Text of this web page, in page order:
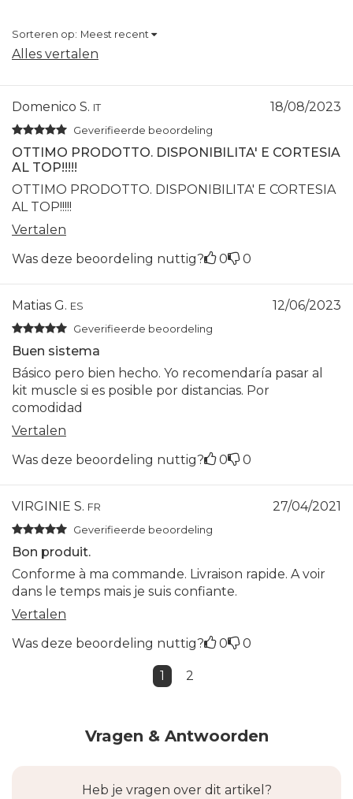
Sorteren op: Meest recent
Alles vertalen
Domenico S. IT 18/08/2023
Geverifieerde beoordeling
OTTIMO PRODOTTO. DISPONIBILITA' E CORTESIA
AL TOP!!!!!
OTTIMO PRODOTTO. DISPONIBILITA' E CORTESIA
AL TOP!!!!!
Vertalen
Was deze beoordeling nuttig?
0 0
Matias G. ES 12/06/2023
Geverifieerde beoordeling
Buen sistema
Básico pero bien hecho. Yo recomendaría pasar al
kit muscle si es posible por distancias. Por
comodidad
Vertalen
Was deze beoordeling nuttig?
0 0
VIRGINIE S. FR 27/04/2021
Geverifieerde beoordeling
Bon produit.
Conforme à ma commande. Livraison rapide. A voir
dans le temps mais je suis confiante.
Vertalen
Was deze beoordeling nuttig?
0 0
1 2
Vragen & Antwoorden
Heb je vragen over dit artikel?